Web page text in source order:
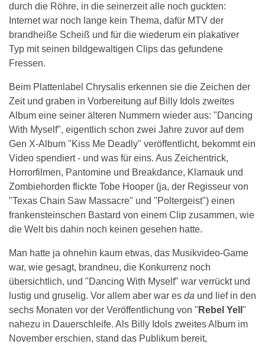
durch die Röhre, in die seinerzeit alle noch guckten:
Internet war noch lange kein Thema, dafür MTV der
brandheiße Scheiß und für die wiederum ein plakativer
Typ mit seinen bildgewaltigen Clips das gefundene
Fressen.
Beim Plattenlabel Chrysalis erkennen sie die Zeichen der
Zeit und graben in Vorbereitung auf Billy Idols zweites
Album eine seiner älteren Nummern wieder aus: "Dancing
With Myself", eigentlich schon zwei Jahre zuvor auf dem
Gen X-Album "Kiss Me Deadly" veröffentlicht, bekommt ein
Video spendiert - und was für eins. Aus Zeichentrick,
Horrorfilmen, Pantomine und Breakdance, Klamauk und
Zombiehorden flickte Tobe Hooper (ja, der Regisseur von
"Texas Chain Saw Massacre" und "Poltergeist") einen
frankensteinschen Bastard von einem Clip zusammen, wie
die Welt bis dahin noch keinen gesehen hatte.
Man hatte ja ohnehin kaum etwas, das Musikvideo-Game
war, wie gesagt, brandneu, die Konkurrenz noch
übersichtlich, und "Dancing With Myself" war verrückt und
lustig und gruselig. Vor allem aber war es da und lief in den
sechs Monaten vor der Veröffentlichung von " Rebel Yell "
nahezu in Dauerschleife. Als Billy Idols zweites Album im
November erschien, stand das Publikum bereit,